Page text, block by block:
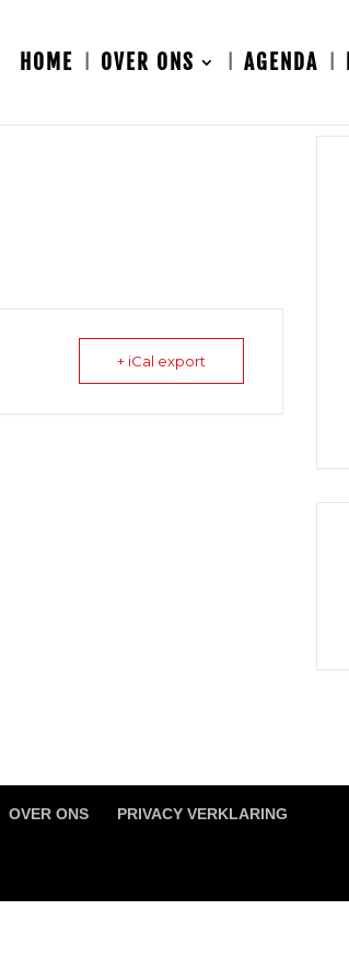
HOME OVER ONS AGENDA
+ iCal export
OVER ONS PRIVACY VERKLARING